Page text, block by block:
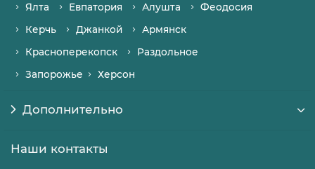
Ялта
Евпатория Алушта
Феодосия
Керчь
Джанкой
Армянск
Красноперекопск
Раздольное
Запорожье
Херсон
Дополнительно
Наши контакты